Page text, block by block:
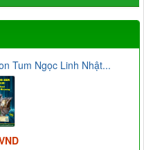
Tum Ngọc Linh Nhật...